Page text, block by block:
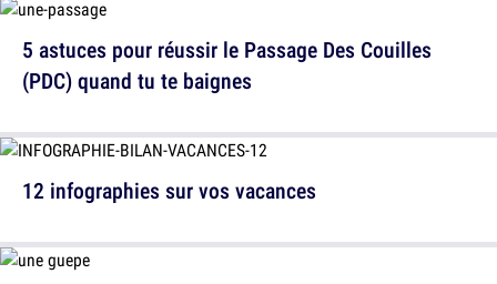
5 astuces pour réussir le Passage Des Couilles
(PDC) quand tu te baignes
12 infographies sur vos vacances